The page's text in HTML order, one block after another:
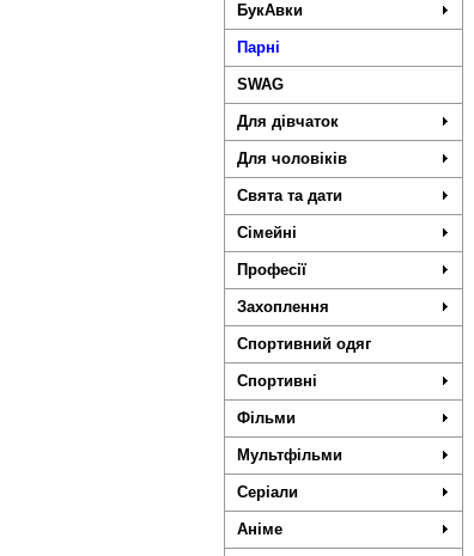
БукАвки
Парні
SWAG
Для дівчаток
Для чоловіків
Свята та дати
Сімейні
Професії
Захоплення
Спортивний одяг
Спортивні
Фільми
Мультфільми
Серіали
Аніме